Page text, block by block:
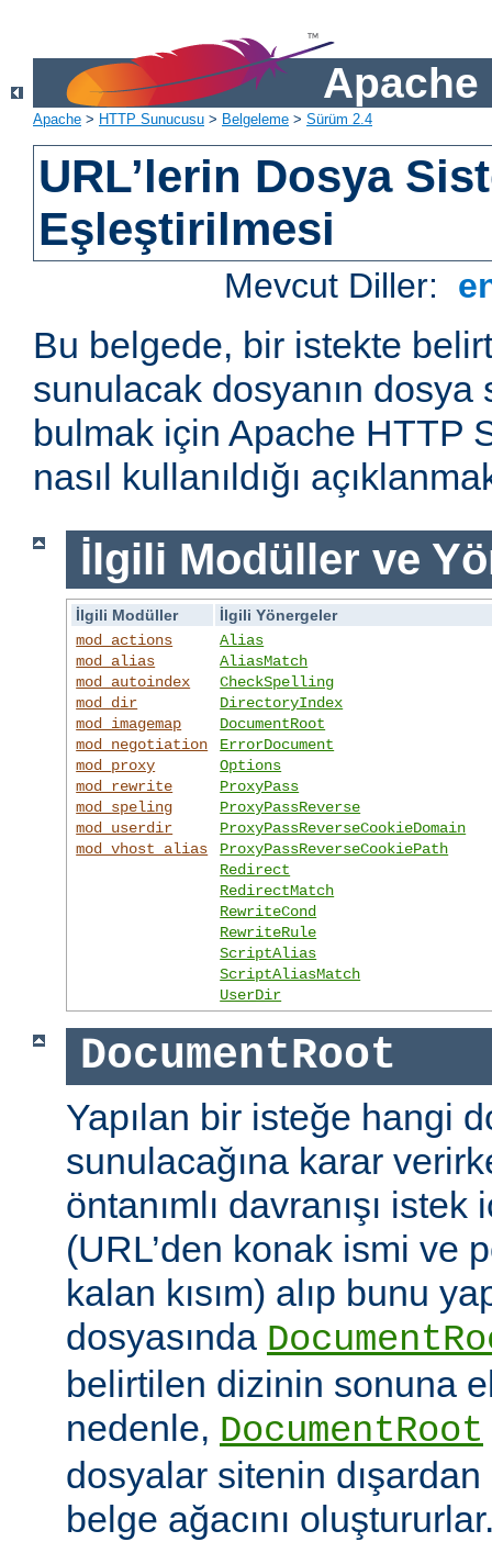
Apache
Apache > HTTP Sunucusu > Belgeleme > Sürüm 2.4
URL’lerin Dosya
Eşleştirilmesi
Mevcut Diller:
Bu belgede, bir istekte
sunulacak dosyanın
bulmak için Apache HTTP
nasıl kullanıldığı
İlgili Modüller ve
İlgili Modüller
İlgili Yönergeler
mod_actions
mod_alias
mod_autoindex
mod_dir
mod_imagemap
mod_negotiation
mod_proxy
mod_rewrite
mod_speling
mod_userdir
mod_vhost_alias
Alias
AliasMatch
CheckSpelling
DirectoryIndex
DocumentRoot
ErrorDocument
Options
ProxyPass
ProxyPassReverse
ProxyPassReverseCookieDomain
ProxyPassReverseCookiePath
Redirect
RedirectMatch
RewriteCond
RewriteRule
ScriptAlias
ScriptAliasMatch
UserDir
DocumentRoot
Yapılan bir isteğe hangi
sunulacağına karar
öntanımlı davranışı
(URL’den konak ismi ve
kalan kısım) alıp bunu
dosyasında
belirtilen dizinin sonuna
nedenle, DocumentRoot
dosyalar sitenin
belge ağacını